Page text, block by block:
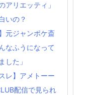
アリエッティ」
いの？
元ジャンポケ斎
なふうになって
した」
レ】アメトーー
配信で見られ